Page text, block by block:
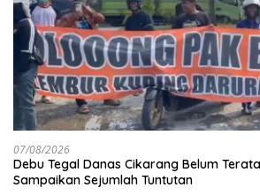
07/08/2026
Debu Tegal Danas Cikarang Belum
Sampaikan Sejumlah Tuntutan